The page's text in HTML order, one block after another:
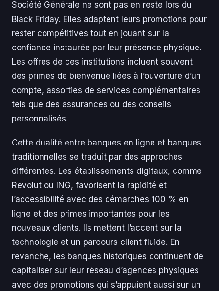
Société Générale ne sont pas en reste lors du
Black Friday. Elles adaptent leurs promotions pour
rester compétitives tout en jouant sur la
confiance instaurée par leur présence physique.
Les offres de ces institutions incluent souvent
des primes de bienvenue liées à l’ouverture d’un
compte, assorties de services complémentaires
tels que des assurances ou des conseils
personnalisés.
Cette dualité entre banques en ligne et banques
traditionnelles se traduit par des approches
différentes. Les établissements digitaux, comme
Revolut ou ING, favorisent la rapidité et
l’accessibilité avec des démarches 100 % en
ligne et des primes importantes pour les
nouveaux clients. Ils mettent l’accent sur la
technologie et un parcours client fluide. En
revanche, les banques historiques continuent de
capitaliser sur leur réseau d’agences physiques
avec des promotions qui s’appuient aussi sur un